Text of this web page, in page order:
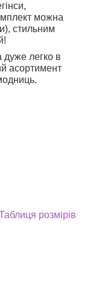
можна
стильним
дуже легко в
асортимент
розмірів